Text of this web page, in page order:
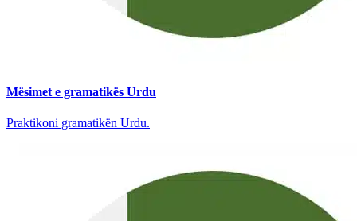
Mësimet e gramatikës Urdu
Praktikoni gramatikën Urdu.